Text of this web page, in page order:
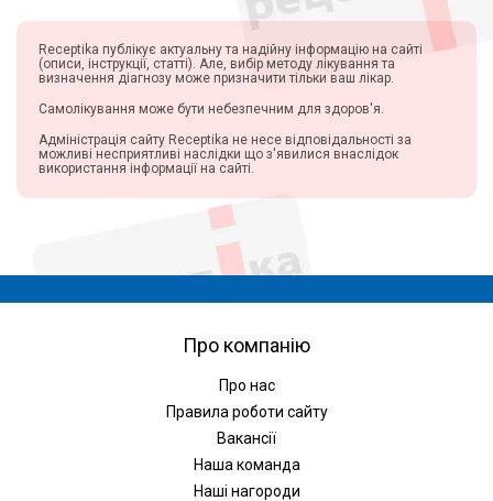
Receptika публікує актуальну та надійну інформацію на сайті
(описи, інструкції, статті). Але, вибір методу лікування та
визначення діагнозу може призначити тільки ваш лікар.
Самолікування може бути небезпечним для здоров'я.
Адміністрація сайту Receptika не несе відповідальності за
можливі несприятливі наслідки що з'явилися внаслідок
використання інформації на сайті.
Про компанію
Про нас
Правила роботи сайту
Вакансії
Наша команда
Наші нагороди